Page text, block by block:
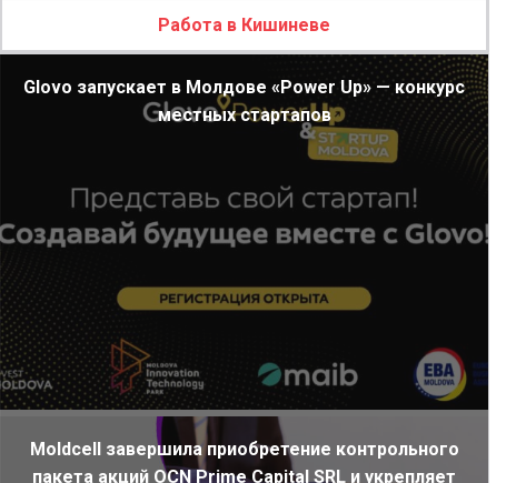
Работа в Кишиневе
Glovo запускает в Молдове «Power Up» — конкурс
местных стартапов
Moldcell завершила приобретение контрольного
пакета акций OCN Prime Capital SRL и укрепляет